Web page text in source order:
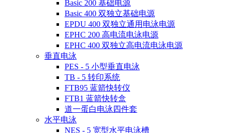
Basic 200 基础电源
Basic 400 双独立基础电源
EPDU 400 双独立通用电泳电源
EPHC 200 高电流电泳电源
EPHC 400 双独立高电流电泳电源
垂直电泳
PES - 5 小型垂直电泳
TB - 5 转印系统
FTB95 蓝箭快转仪
FTB1 蓝箭快转盒
道一蛋白电泳四件套
水平电泳
NES - 5 宽型水平电泳槽